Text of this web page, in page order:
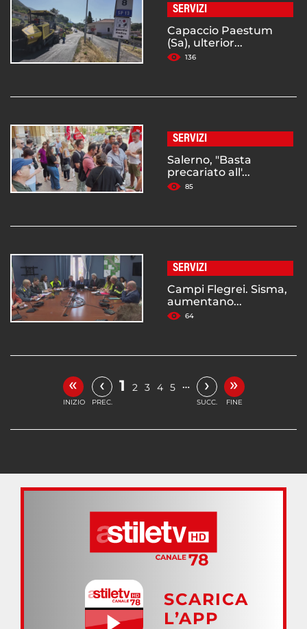
SERVIZI
Capaccio Paestum
(Sa), ulterior...
136
SERVIZI
Salerno, "Basta
precariato all'...
85
SERVIZI
Campi Flegrei. Sisma,
aumentano...
64
«
INIZIO
‹
PREC.
1 2 3 4 5 … ›
SUCC.
»
FINE
SCARICA
L’APP